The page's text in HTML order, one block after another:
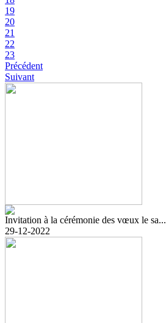
19
20
21
22
23
Précédent
Suivant
Invitation à la cérémonie des vœux le sa...
29-12-2022